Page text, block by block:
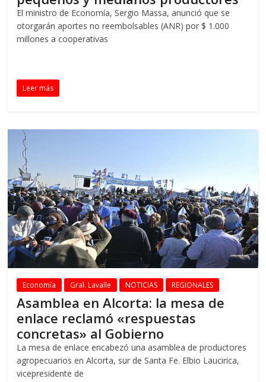
El ministro de Economía, Sergio Massa, anunció que se
otorgarán aportes no reembolsables (ANR) por $ 1.000
millones a cooperativas
Leer más
Economía Gral. Lavalle NOTICIAS REGIONALES
Asamblea en Alcorta: la mesa de
enlace reclamó «respuestas
concretas» al Gobierno
La mesa de enlace encabezó una asamblea de productores
agropecuarios en Alcorta, sur de Santa Fe. Elbio Laucirica,
vicepresidente de